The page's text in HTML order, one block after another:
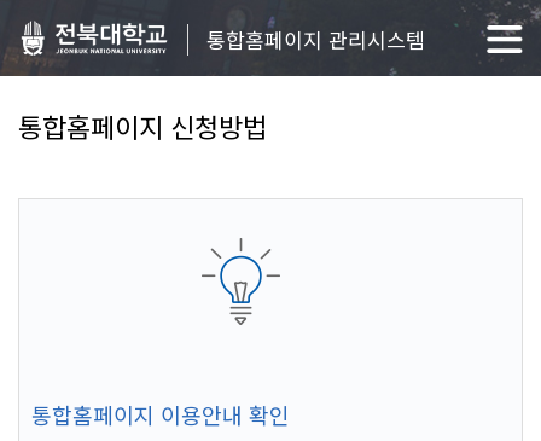
통합홈페이지 관리시스템
통합홈페이지 신청방법
통합홈페이지 이용안내 확인